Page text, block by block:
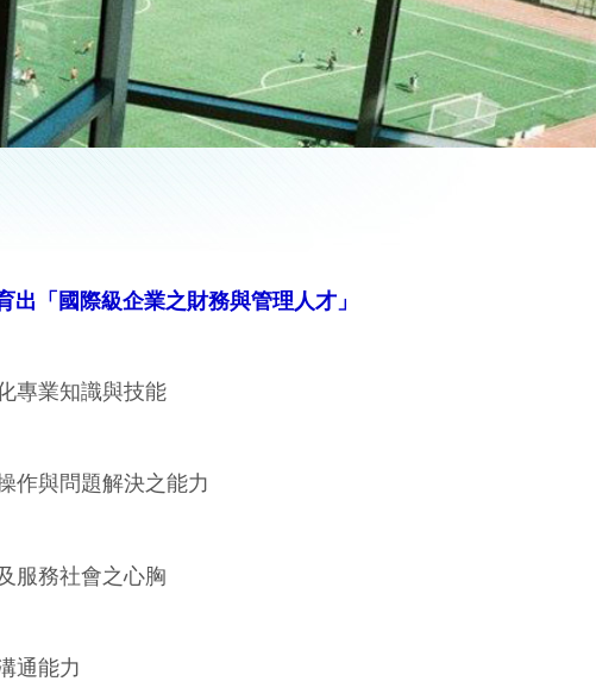
出 「國際級企業之財務與管理人才」
專業知識與技能
作與問題解決之能力
服務社會之心胸
通能力